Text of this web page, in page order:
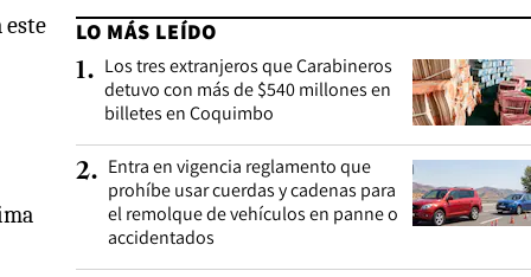
este
LO MÁS LEÍDO
1. Los tres extranjeros que Carabineros
detuvo con más de $540 millones en
billetes en Coquimbo
2. Entra en vigencia reglamento que
prohíbe usar cuerdas y cadenas para
el remolque de vehículos en panne o
accidentados